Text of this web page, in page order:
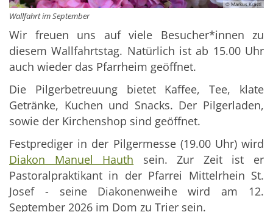
© Markus Krastl
Wallfahrt im September
Wir freuen uns auf viele Besucher*innen zu
diesem Wallfahrtstag. Natürlich ist ab 15.00 Uhr
auch wieder das Pfarrheim geöffnet.
Die Pilgerbetreuung bietet Kaffee, Tee, klate
Getränke, Kuchen und Snacks. Der Pilgerladen,
sowie der Kirchenshop sind geöffnet.
Festprediger in der Pilgermesse (19.00 Uhr) wird
Diakon Manuel Hauth sein. Zur Zeit ist er
Pastoralpraktikant in der Pfarrei Mittelrhein St.
Josef - seine Diakonenweihe wird am 12.
September 2026 im Dom zu Trier sein.